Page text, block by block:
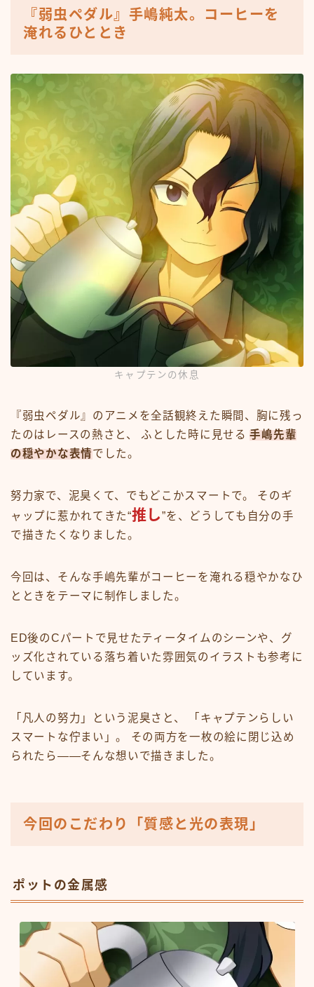
『弱虫ペダル』手嶋純太。コーヒーを
淹れるひととき
キャプテンの休息
『弱虫ペダル』のアニメを全話観終えた瞬間、胸に残っ
たのはレースの熱さと、 ふとした時に見せる手嶋先輩
の穏やかな表情でした。
努力家で、泥臭くて、でもどこかスマートで。 そのギ
ャップに惹かれてきた“推し”を、どうしても自分の手
で描きたくなりました。
今回は、そんな手嶋先輩がコーヒーを淹れる穏やかなひ
とときをテーマに制作しました。
ED後のCパートで見せたティータイムのシーンや、グ
ッズ化されている落ち着いた雰囲気のイラストも参考に
しています。
「凡人の努力」という泥臭さと、 「キャプテンらしい
スマートな佇まい」。 その両方を一枚の絵に閉じ込め
られたら――そんな想いで描きました。
今回のこだわり「質感と光の表現 」
ポットの金属感